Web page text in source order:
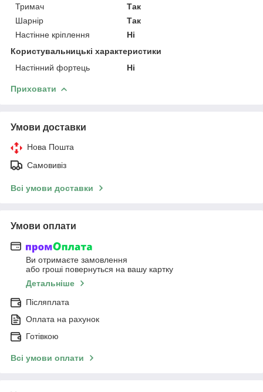
Тримач
Так
Шарнір
Так
Настінне кріплення
Ні
Користувальницькі характеристики
Настінний фортець
Ні
Приховати
Умови доставки
Нова Пошта
Самовивіз
Всі умови доставки
Умови оплати
Ви отримаєте замовлення
або гроші повернуться на вашу картку
Детальніше
Післяплата
Оплата на рахунок
Готівкою
Всі умови оплати